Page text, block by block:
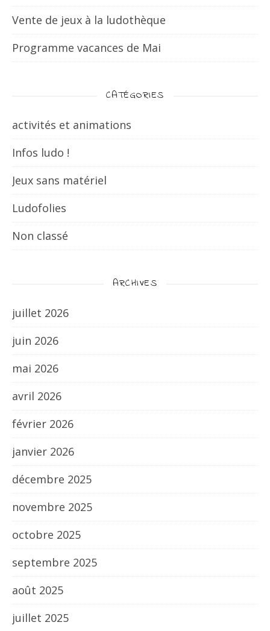
Vente de jeux à la ludothèque
Programme vacances de Mai
CATÉGORIES
activités et animations
Infos ludo !
Jeux sans matériel
Ludofolies
Non classé
ARCHIVES
juillet 2026
juin 2026
mai 2026
avril 2026
février 2026
janvier 2026
décembre 2025
novembre 2025
octobre 2025
septembre 2025
août 2025
juillet 2025